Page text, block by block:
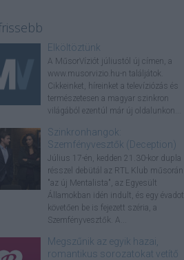
Elköltöztünk
A MűsorVíziót júliustól új címen, a
www.musorvizio.hu-n találjátok.
Cikkeinket, híreinket a televíziózás és
természetesen a magyar szinkron
világából ezentúl már új oldalunkon...
Szinkronhangok:
Szemfényvesztők (Deception)
Július 17-én, kedden 21.30-kor dupla
résszel debütál az RTL Klub műsorán
"az új Mentalista", az Egyesült
Államokban idén indult, és egy évadot
követően be is fejezett széria, a
Szemfényvesztők. A...
Megszűnik az egyik hazai,
romantikus sorozatokat vetítő